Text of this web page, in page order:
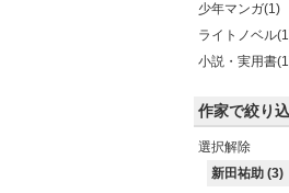
少年マンガ(1)
ライトノベル
小説・実用書
作家で絞り
選択解除
新田祐助 (3)